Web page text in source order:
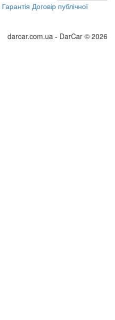
Гарантія Договір публічної
darcar.com.ua - DarCar © 2026